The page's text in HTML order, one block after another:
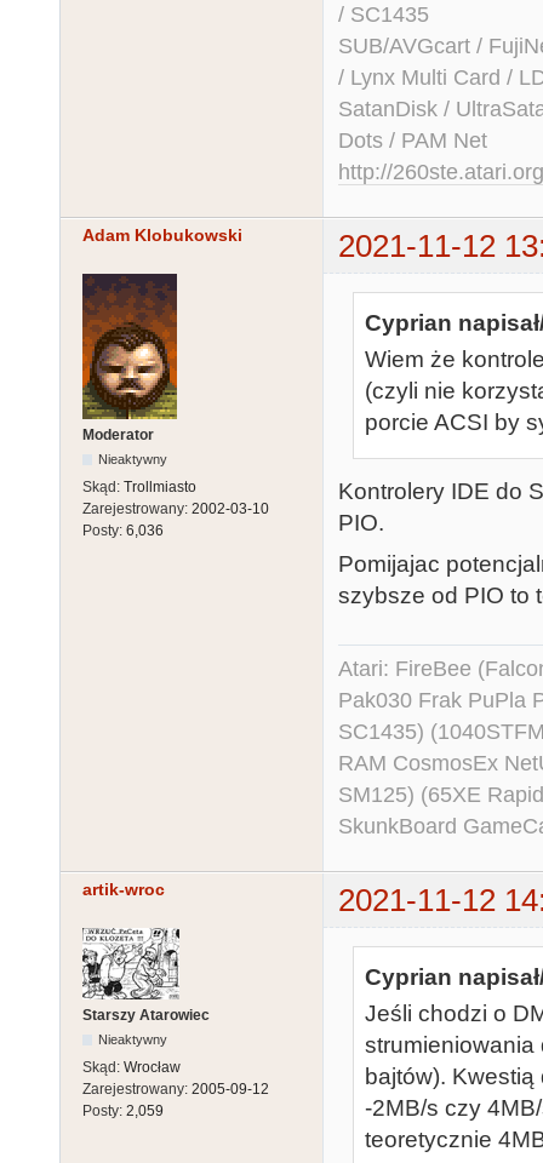
/ SC1435
SUB/AVGcart /
/ Lynx Multi Card /
SatanDisk /
Dots / PAM Net
http://260ste.atari.org
Adam Klobukowski 2021-11-12
Moderator
Nieaktywny
Skąd: Trollmiasto
Zarejestrowany: 2002-03-10
Posty: 6,036
Cyprian
Wiem że
(czyli nie
porcie ACSI by
Kontrolery IDE do
PIO.
Pomijajac
szybsze od PIO to
Atari: FireBee
Pak030 Frak PuPla
SC1435)
RAM CosmosEx
SM125) (65XE
SkunkBoard
artik-wroc 2021-11-12
Starszy Atarowiec
Nieaktywny
Skąd: Wrocław
Zarejestrowany: 2005-09-12
Posty: 2,059
Cyprian
Jeśli chodzi o
bajtów).
-2MB/s czy
teoretycznie